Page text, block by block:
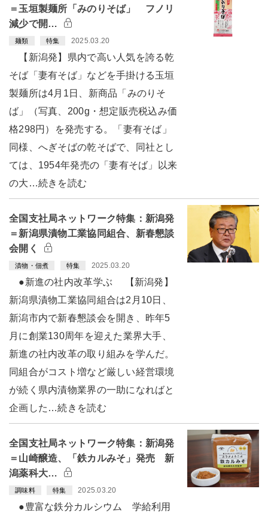
＝玉垣製麺所「みのりそば」 フノリ
減少で開…
麺類 特集 2025.03.20
【新潟発】県内で高い人気を誇る乾
そば「妻有そば」などを手掛ける玉垣
製麺所は4月1日、新商品「みのりそ
ば」（写真、200g・想定販売税込み価
格298円）を発売する。「妻有そば」
同様、へぎそばの乾そばで、同社とし
ては、1954年発売の「妻有そば」以来
の大…続きを読む
全国支社局ネットワーク特集：新潟発
＝新潟県漬物工業協同組合、新春懇談
会開く
漬物・佃煮 特集 2025.03.20
●新進の社内改革学ぶ 【新潟発】
新潟県漬物工業協同組合は2月10日、
新潟市内で新春懇談会を開き、昨年5
月に創業130周年を迎えた業界大手、
新進の社内改革の取り組みを学んだ。
同組合がコスト増など厳しい経営環境
が続く県内漬物業界の一助になればと
企画した…続きを読む
全国支社局ネットワーク特集：新潟発
＝山崎醸造、「鉄カルみそ」発売 新
潟薬科大…
調味料 特集 2025.03.20
●豊富な鉄分カルシウム 学給利用